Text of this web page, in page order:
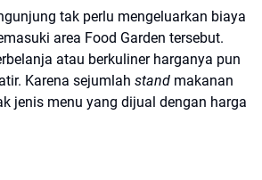
tak perlu mengeluarkan biaya
area Food Garden tersebut.
atau berkuliner harganya pun
Karena sejumlah stand makanan
jenis menu yang dijual dengan harga